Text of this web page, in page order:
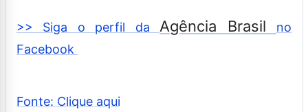
>> Siga o perfil da Agência Brasil
no
Facebook
Fonte: Clique aqui